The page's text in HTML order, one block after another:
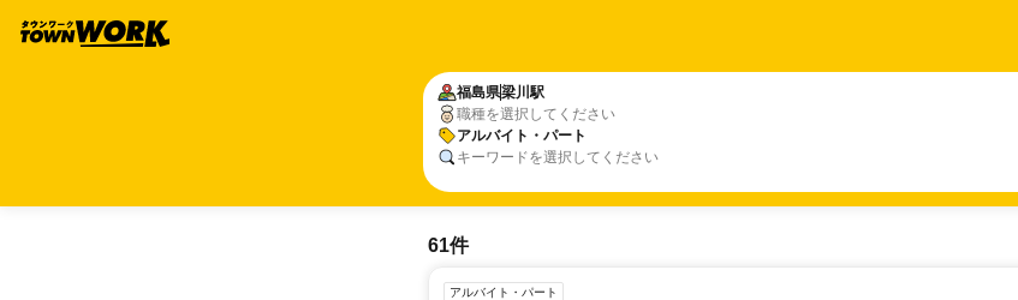
福島県梁川駅
職種を選択してください
アルバイト・パート
キーワードを選択してください
61件
アルバイト・パート